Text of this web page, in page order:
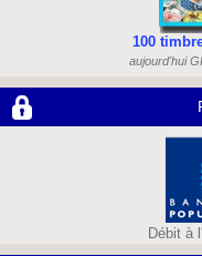
100
aujourd'hui
Débit à